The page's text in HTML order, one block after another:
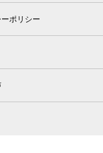
ポリシー